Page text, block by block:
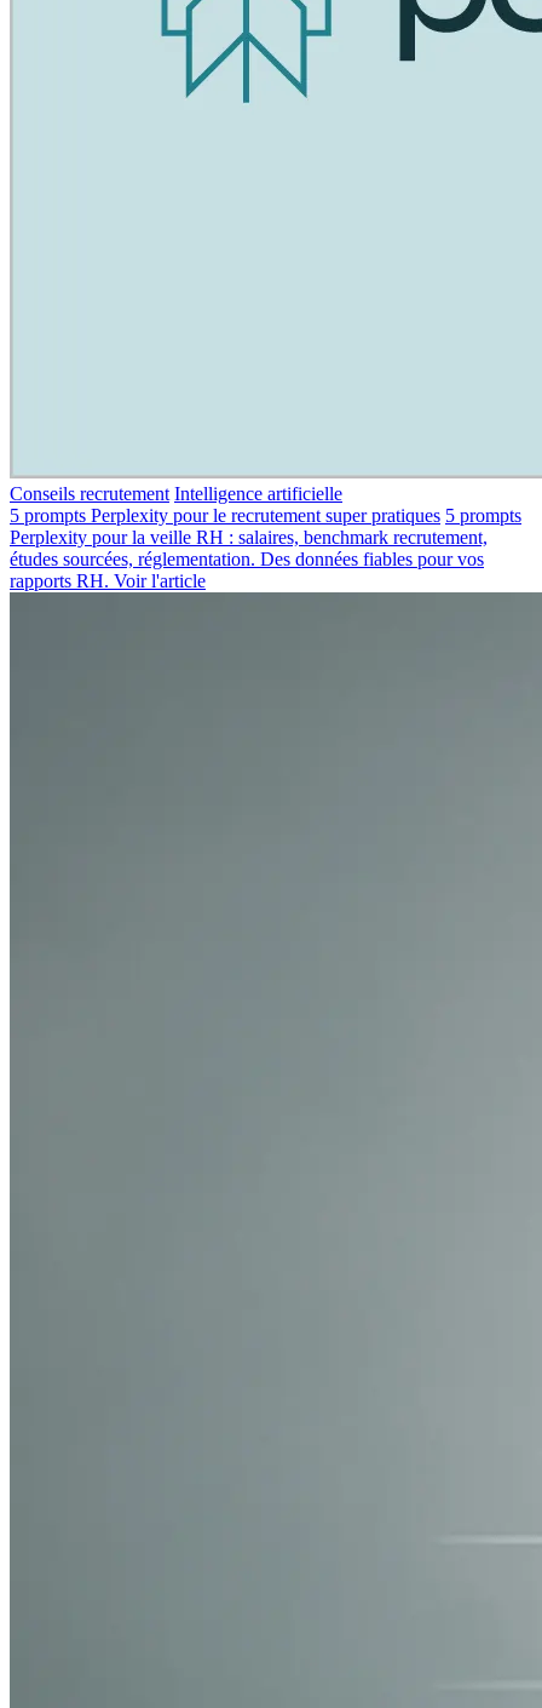
Conseils recrutement Intelligence artificielle
5 prompts Perplexity pour le recrutement super pratiques 5 prompts
Perplexity pour la veille RH : salaires, benchmark recrutement,
études sourcées, réglementation. Des données fiables pour vos
rapports RH. Voir l'article